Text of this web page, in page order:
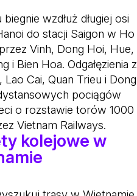
wzdłuż długiej osi
do stacji Saigon w Ho
Vinh, Dong Hoi, Hue,
i Bien Hoa. Odgałęzienia z
Lao Cai, Quan Trieu i Dong
pociągów
o rozstawie torów 1000
Vietnam Railways.
kolejowe w